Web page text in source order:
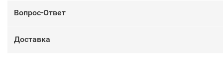
Вопрос-Ответ
Доставка